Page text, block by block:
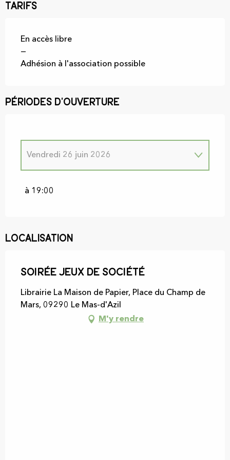
Tarifs
En accès libre
—
Adhésion à l'association possible
Périodes d'ouverture
Vendredi 29 mai 2026
Vendredi 26 juin 2026
à 19:00
Localisation
Soirée Jeux de société
Librairie La Maison de Papier, Place du Champ de
Mars, 09290 Le Mas-d'Azil
M'y rendre